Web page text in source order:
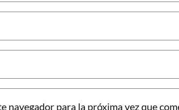
para la próxima vez que